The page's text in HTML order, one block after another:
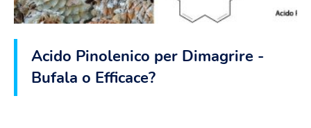
Acido Pinolenico per Dimagrire -
Bufala o Efficace?